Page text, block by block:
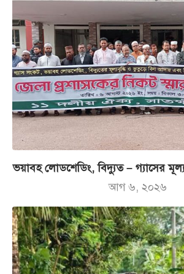
ভয়াবহ লোডশেডিং, বিদ্যুত – গ্যাসের
আগ ৬, ২০২৬